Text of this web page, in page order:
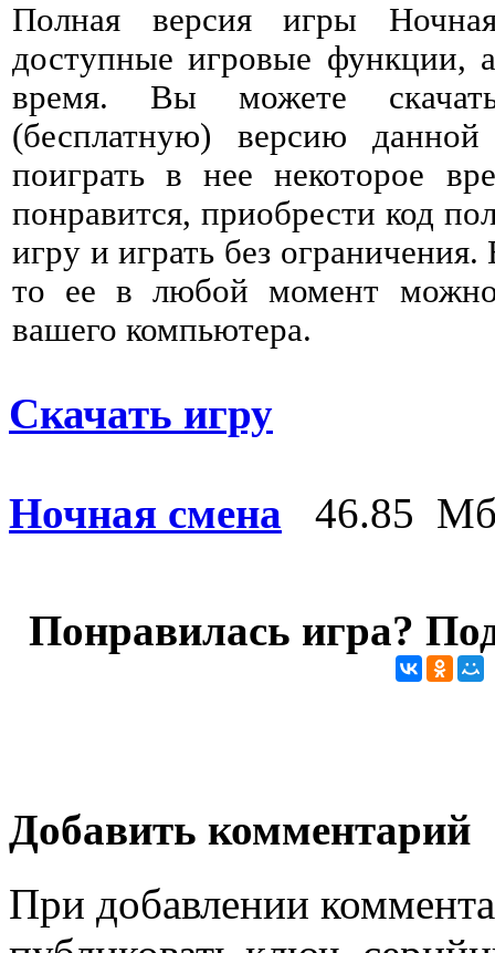
Полная версия игры
доступные игровые функции,
время. Вы можете
(бесплатную) версию
поиграть в нее некоторое
понравится, приобрести код
игру и играть без
то ее в любой момент можно
вашего компьютера.
Скачать игру
Ночная смена 46.85
Понравилась игра?
Добавить комментарий
При добавлении